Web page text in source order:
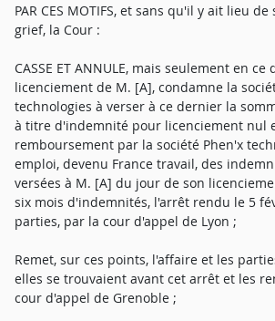
PAR CES MOTIFS, et sans qu'il y ait lieu
grief, la Cour :
CASSE ET ANNULE, mais seulement en
licenciement de M. [A], condamne la
technologies à verser à ce dernier la
à titre d'indemnité pour licenciement nul
remboursement par la société Phen'x
emploi, devenu France travail, des
versées à M. [A] du jour de son
six mois d'indemnités, l'arrêt rendu le 5
parties, par la cour d'appel de Lyon ;
Remet, sur ces points, l'affaire et les
elles se trouvaient avant cet arrêt et les
cour d'appel de Grenoble ;